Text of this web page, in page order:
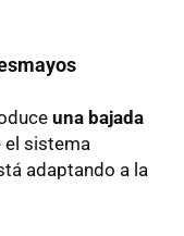
una bajada
el sistema
adaptando a la